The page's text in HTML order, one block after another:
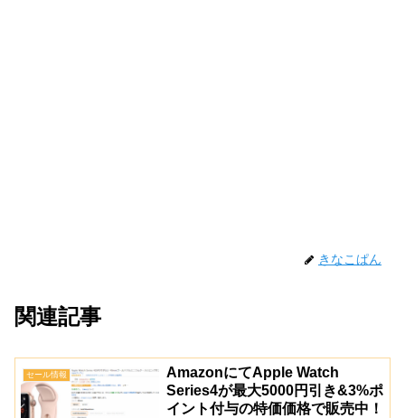
きなこぱん
関連記事
セール情報
AmazonにてApple Watch
Series4が最大5000円引き&3%ポ
イント付与の特価価格で販売中！